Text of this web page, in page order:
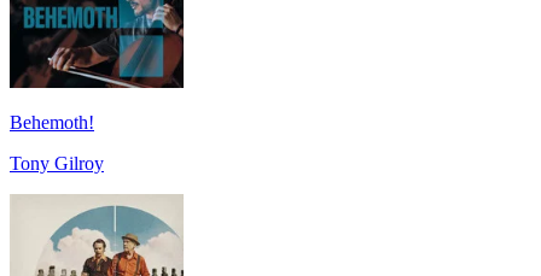
Behemoth!
Tony Gilroy